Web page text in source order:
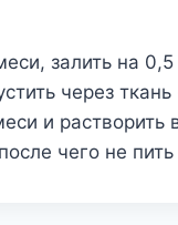
залить на
через
и
чего не пить